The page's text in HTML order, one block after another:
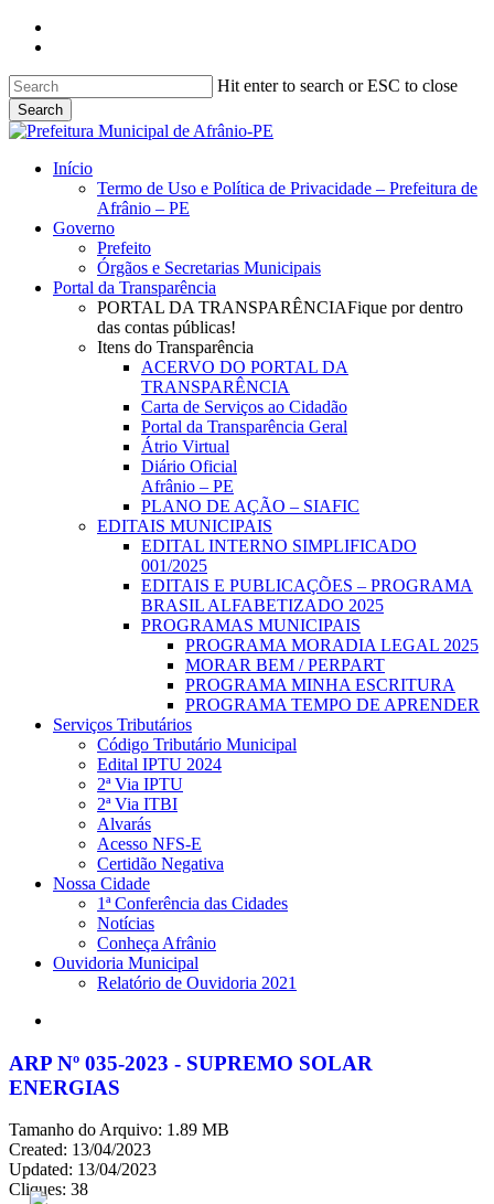
Skip
content
Hit enter to search or ESC to close
Search
Close
search
Menu
Início
Termo de Uso e Política de Privacidade – Prefeitura de
Afrânio – PE
Governo
Prefeito
Órgãos e Secretarias Municipais
Portal da Transparência
PORTAL DA TRANSPARÊNCIAFique por dentro
das contas públicas!
Itens do Transparência
ACERVO DO PORTAL DA
TRANSPARÊNCIA
Carta de Serviços ao Cidadão
Portal da Transparência Geral
Átrio Virtual
Diário Oficial
Afrânio – PE
PLANO DE AÇÃO – SIAFIC
EDITAIS MUNICIPAIS
EDITAL INTERNO SIMPLIFICADO
001/2025
EDITAIS E PUBLICAÇÕES – PROGRAMA
BRASIL ALFABETIZADO 2025
PROGRAMAS MUNICIPAIS
PROGRAMA MORADIA LEGAL 2025
MORAR BEM / PERPART
PROGRAMA MINHA ESCRITURA
PROGRAMA TEMPO DE APRENDER
Serviços Tributários
Código Tributário Municipal
Edital IPTU 2024
2ª Via IPTU
2ª Via ITBI
Alvarás
Acesso NFS-E
Certidão Negativa
Nossa Cidade
1ª Conferência das Cidades
Notícias
Conheça Afrânio
Ouvidoria Municipal
Relatório de Ouvidoria 2021
ARP Nº 035-2023 - SUPREMO SOLAR
ENERGIAS
Tamanho do Arquivo: 1.89 MB
Created: 13/04/2023
Updated: 13/04/2023
Cliques: 38